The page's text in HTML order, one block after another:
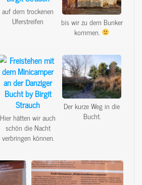
auf dem trockenen
Uferstreifen
bis wir zu dem Bunker
kommen.
Hier hätten wir auch
schön die Nacht
verbringen können.
Der kurze Weg in die
Bucht.